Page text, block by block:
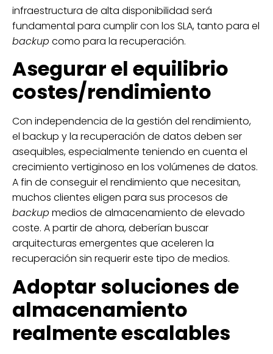
infraestructura de alta disponibilidad será
fundamental para cumplir con los SLA, tanto para el
backup como para la recuperación.
Asegurar el equilibrio
costes/rendimiento
Con independencia de la gestión del rendimiento,
el backup y la recuperación de datos deben ser
asequibles, especialmente teniendo en cuenta el
crecimiento vertiginoso en los volúmenes de datos.
A fin de conseguir el rendimiento que necesitan,
muchos clientes eligen para sus procesos de
backup medios de almacenamiento de elevado
coste. A partir de ahora, deberían buscar
arquitecturas emergentes que aceleren la
recuperación sin requerir este tipo de medios.
Adoptar soluciones de
almacenamiento
realmente escalables